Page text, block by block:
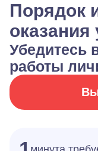
Порядок
оказания
Убедитесь
работы